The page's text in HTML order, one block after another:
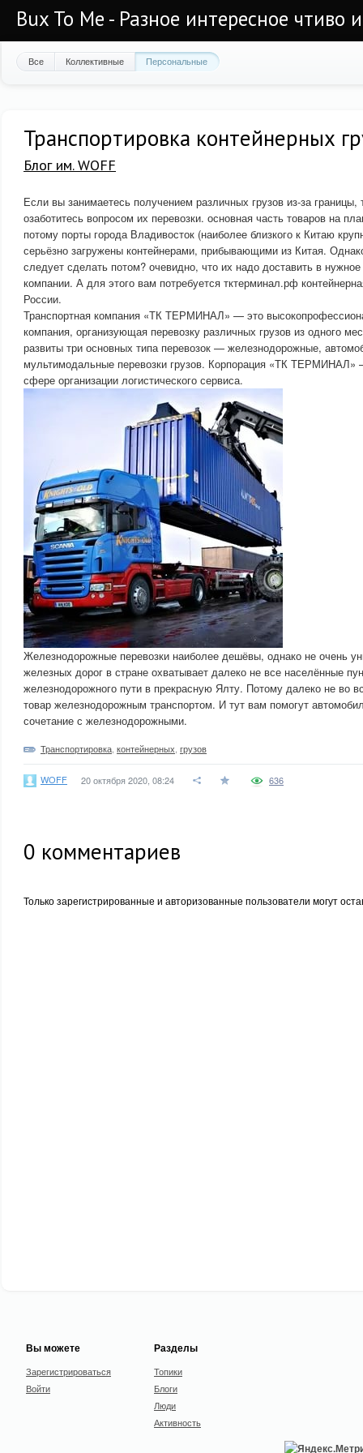
Bux To Me - Разное интересное чтиво
Все Коллективные Персональные
Транспортировка контейнерных
Блог им. WOFF
Если вы занимаетесь получением различных грузов из-за границы,
озаботитесь вопросом их перевозки. основная часть товаров на
потому порты города Владивосток (наиболее близкого к Китаю
серьёзно загружены контейнерами, прибывающими из Китая.
следует сделать потом? очевидно, что их надо доставить в
компании. А для этого вам потребуется тктерминал.рф
России.
Транспортная компания «ТК ТЕРМИНАЛ» — это
компания, организующая перевозку различных грузов из одного
развиты три основных типа перевозок — железнодорожные,
мультимодальные перевозки грузов. Корпорация «ТК
сфере организации логистического сервиса.
Железнодорожные перевозки наиболее дешёвы, однако не очень
железных дорог в стране охватывает далеко не все населённые
железнодорожного пути в прекрасную Ялту. Потому далеко не во
товар железнодорожным транспортом. И тут вам помогут
сочетание с железнодорожными.
Транспортировка контейнерных грузов
WOFF 20 октября 2020, 08:24 636
0 комментариев
Только зарегистрированные и авторизованные пользователи могут
Вы можете
Зарегистрироваться
Войти
Разделы
Топики
Блоги
Люди
Активность